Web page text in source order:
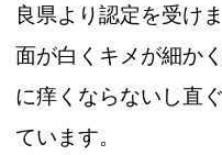
良県より認定を受け
面が白くキメが細か
に痒くならないし直
ています。